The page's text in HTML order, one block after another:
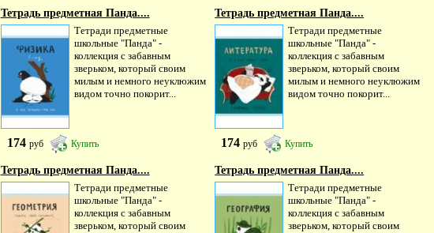
Тетрадь предметная Панда....
Тетради предметные
школьные "Панда" -
коллекция с забавным
зверьком, который своим
милым и немного неуклюжим
видом точно покорит...
174 руб Купить
Тетрадь предметная Панда....
Тетради предметные
школьные "Панда" -
коллекция с забавным
зверьком, который своим
милым и немного неуклюжим
видом точно покорит...
174руб Купить
Тетрадь предметная Панда....
Тетради предметные
школьные "Панда" -
коллекция с забавным
зверьком, который своим
Тетрадь предметная Панда....
Тетради предметные
школьные "Панда" -
коллекция с забавным
зверьком, который своим